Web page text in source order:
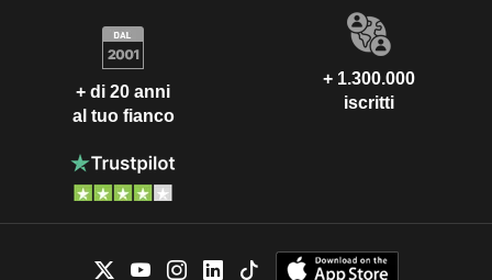
+ di 20 anni
al tuo fianco
+ 1.300.000
iscritti